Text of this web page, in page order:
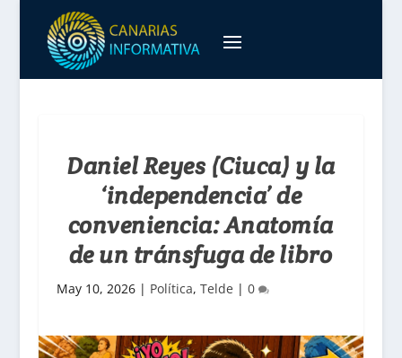
Daniel Reyes (Ciuca) y la
‘independencia’ de
conveniencia: Anatomía
de un tránsfuga de libro
May 10, 2026| Política, Telde | 0